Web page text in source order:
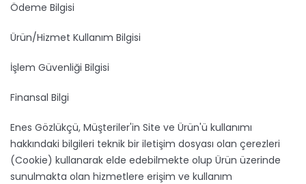
Ödeme Bilgisi
Ürün/Hizmet Kullanım Bilgisi
İşlem Güvenliği Bilgisi
Finansal Bilgi
Enes Gözlükçü, Müşteriler'in Site ve Ürün'ü kullanımı
hakkındaki bilgileri teknik bir iletişim dosyası olan çerezleri
(Cookie) kullanarak elde edebilmekte olup Ürün üzerinde
sunulmakta olan hizmetlere erişim ve kullanım